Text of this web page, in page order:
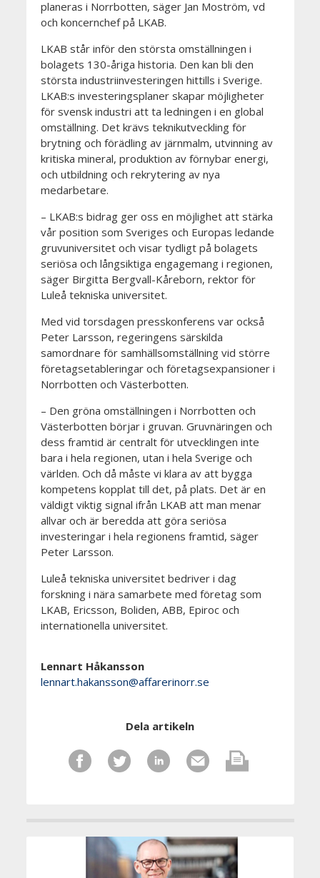
planeras i Norrbotten, säger Jan Moström, vd
och koncernchef på LKAB.
LKAB står inför den största omställningen i
bolagets 130-åriga historia. Den kan bli den
största industriinvesteringen hittills i Sverige.
LKAB:s investeringsplaner skapar möjligheter
för svensk industri att ta ledningen i en global
omställning. Det krävs teknikutveckling för
brytning och förädling av järnmalm, utvinning av
kritiska mineral, produktion av förnybar energi,
och utbildning och rekrytering av nya
medarbetare.
– LKAB:s bidrag ger oss en möjlighet att stärka
vår position som Sveriges och Europas ledande
gruvuniversitet och visar tydligt på bolagets
seriösa och långsiktiga engagemang i regionen,
säger Birgitta Bergvall-Kåreborn, rektor för
Luleå tekniska universitet.
Med vid torsdagen presskonferens var också
Peter Larsson, regeringens särskilda
samordnare för samhällsomställning vid större
företagsetableringar och företagsexpansioner i
Norrbotten och Västerbotten.
– Den gröna omställningen i Norrbotten och
Västerbotten börjar i gruvan. Gruvnäringen och
dess framtid är centralt för utvecklingen inte
bara i hela regionen, utan i hela Sverige och
världen. Och då måste vi klara av att bygga
kompetens kopplat till det, på plats. Det är en
väldigt viktig signal ifrån LKAB att man menar
allvar och är beredda att göra seriösa
investeringar i hela regionens framtid, säger
Peter Larsson.
Luleå tekniska universitet bedriver i dag
forskning i nära samarbete med företag som
LKAB, Ericsson, Boliden, ABB, Epiroc och
internationella universitet.
Lennart Håkansson
lennart.hakansson@affarerinorr.se
Dela artikeln